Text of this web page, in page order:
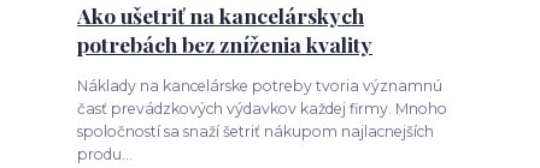
Ako ušetriť na kancelárskych
potrebách bez zníženia kvality
Náklady na kancelárske potreby tvoria významnú
časť prevádzkových výdavkov každej firmy. Mnoho
spoločností sa snaží šetriť nákupom najlacnejších
produ...